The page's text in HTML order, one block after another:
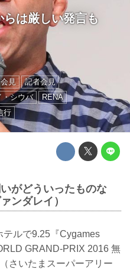
は厳しい発言も
見
記者会見
・シウバ
RENA
行
がどういったものな
ンダレイ）
ルで9.25『Cygames
GRAND-PRIX 2016 無
さいたまスーパーアリー